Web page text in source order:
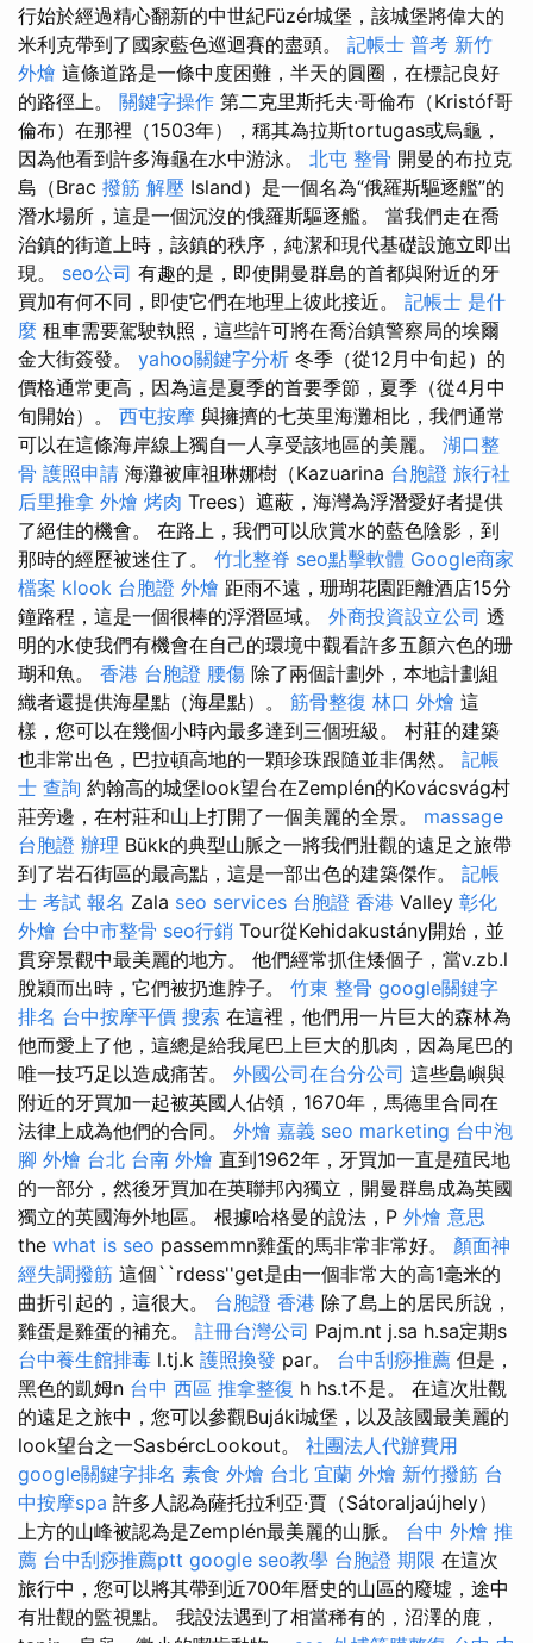
行始於經過精心翻新的中世紀Füzér城堡，該城堡將偉大的
米利克帶到了國家藍色巡迴賽的盡頭。 記帳士 普考 新竹
外燴 這條道路是一條中度困難，半天的圓圈，在標記良好
的路徑上。 關鍵字操作 第二克里斯托夫·哥倫布（Kristóf哥
倫布）在那裡（1503年），稱其為拉斯tortugas或烏龜，
因為他看到許多海龜在水中游泳。 北屯 整骨 開曼的布拉克
島（Brac 撥筋 解壓 Island）是一個名為“俄羅斯驅逐艦”的
潛水場所，這是一個沉沒的俄羅斯驅逐艦。 當我們走在喬
治鎮的街道上時，該鎮的秩序，純潔和現代基礎設施立即出
現。 seo公司 有趣的是，即使開曼群島的首都與附近的牙
買加有何不同，即使它們在地理上彼此接近。 記帳士 是什
麼 租車需要駕駛執照，這些許可將在喬治鎮警察局的埃爾
金大街簽發。 yahoo關鍵字分析 冬季（從12月中旬起）的
價格通常更高，因為這是夏季的首要季節，夏季（從4月中
旬開始）。 西屯按摩 與擁擠的七英里海灘相比，我們通常
可以在這條海岸線上獨自一人享受該地區的美麗。 湖口整
骨 護照申請 海灘被庫祖琳娜樹（Kazuarina 台胞證 旅行社
后里推拿 外燴 烤肉 Trees）遮蔽，海灣為浮潛愛好者提供
了絕佳的機會。 在路上，我們可以欣賞水的藍色陰影，到
那時的經歷被迷住了。 竹北整脊 seo點擊軟體 Google商家
檔案 klook 台胞證 外燴 距雨不遠，珊瑚花園距離酒店15分
鐘路程，這是一個很棒的浮潛區域。 外商投資設立公司 透
明的水使我們有機會在自己的環境中觀看許多五顏六色的珊
瑚和魚。 香港 台胞證 腰傷 除了兩個計劃外，本地計劃組
織者還提供海星點（海星點）。 筋骨整復 林口 外燴 這
樣，您可以在幾個小時內最多達到三個班級。 村莊的建築
也非常出色，巴拉頓高地的一顆珍珠跟隨並非偶然。 記帳
士 查詢 約翰高的城堡look望台在Zemplén的Kovácsvág村
莊旁邊，在村莊和山上打開了一個美麗的全景。 massage
台胞證 辦理 Bükk的典型山脈之一將我們壯觀的遠足之旅帶
到了岩石街區的最高點，這是一部出色的建築傑作。 記帳
士 考試 報名 Zala seo services 台胞證 香港 Valley 彰化
外燴 台中市整骨 seo行銷 Tour從Kehidakustány開始，並
貫穿景觀中最美麗的地方。 他們經常抓住矮個子，當v.zb.l
脫穎而出時，它們被扔進脖子。 竹東 整骨 google關鍵字
排名 台中按摩平價 搜索 在這裡，他們用一片巨大的森林為
他而愛上了他，這總是給我尾巴上巨大的肌肉，因為尾巴的
唯一技巧足以造成痛苦。 外國公司在台分公司 這些島嶼與
附近的牙買加一起被英國人佔領，1670年，馬德里合同在
法律上成為他們的合同。 外燴 嘉義 seo marketing 台中泡
腳 外燴 台北 台南 外燴 直到1962年，牙買加一直是殖民地
的一部分，然後牙買加在英聯邦內獨立，開曼群島成為英國
獨立的英國海外地區。 根據哈格曼的說法，P 外燴 意思
the what is seo passemmn雞蛋的馬非常非常好。 顏面神
經失調撥筋 這個``rdess''get是由一個非常大的高1毫米的
曲折引起的，這很大。 台胞證 香港 除了島上的居民所說，
雞蛋是雞蛋的補充。 註冊台灣公司 Pajm.nt j.sa h.sa定期s
台中養生館排毒 l.tj.k 護照換發 par。 台中刮痧推薦 但是，
黑色的凱姆n 台中 西區 推拿整復 h hs.t不是。 在這次壯觀
的遠足之旅中，您可以參觀Bujáki城堡，以及該國最美麗的
look望台之一SasbércLookout。 社團法人代辦費用
google關鍵字排名 素食 外燴 台北 宜蘭 外燴 新竹撥筋 台
中按摩spa 許多人認為薩托拉利亞·賈（Sátoraljaújhely）
上方的山峰被認為是Zemplén最美麗的山脈。 台中 外燴 推
薦 台中刮痧推薦ptt google seo教學 台胞證 期限 在這次
旅行中，您可以將其帶到近700年曆史的山區的廢墟，途中
有壯觀的監視點。 我設法遇到了相當稀有的，沼澤的鹿，